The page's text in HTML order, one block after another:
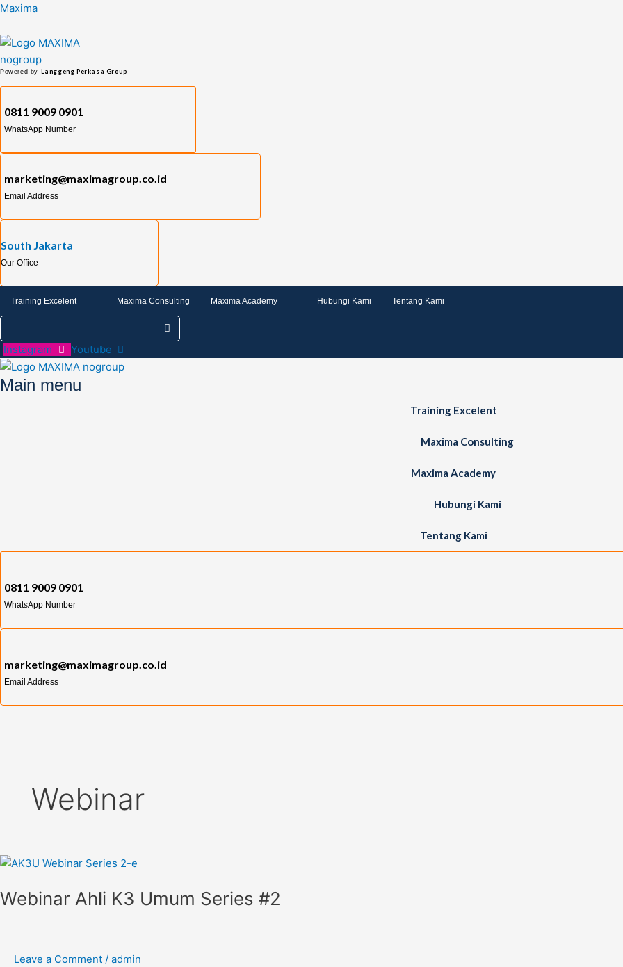
Skip
content
Maxima
Powered by Langgeng Perkasa Group
0811 9009 0901
WhatsApp Number
marketing@maximagroup.co.id
Email Address
South Jakarta
Our Office
Training Excelent Maxima Consulting Maxima Academy Hubungi Kami Tentang Kami
Instagram Youtube
Main menu
Training Excelent
Maxima Consulting
Maxima Academy
Hubungi Kami
Tentang Kami
0811 9009 0901
WhatsApp Number
marketing@maximagroup.co.id
Email Address
Webinar
Webinar Ahli K3 Umum Series #2
Leave a Comment / admin
Webinar
K3